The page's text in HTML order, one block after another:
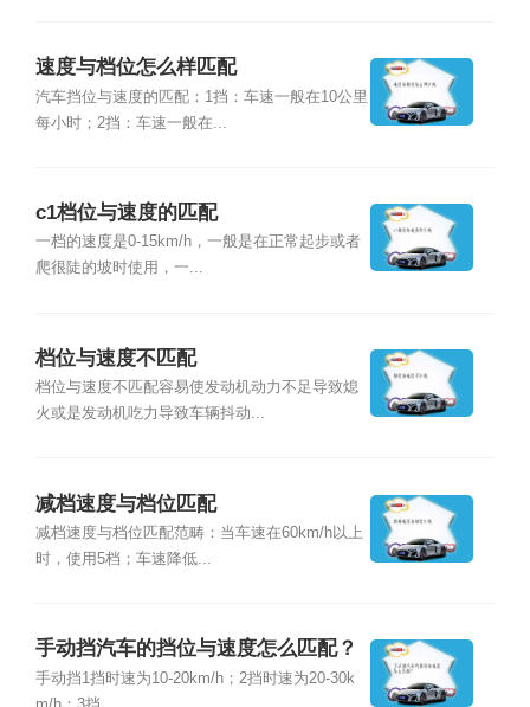
速度与档位怎么样匹配
汽车挡位与速度的匹配：1挡：车速一般在10公里
每小时；2挡：车速一般在...
c1档位与速度的匹配
一档的速度是0-15km/h，一般是在正常起步或者
爬很陡的坡时使用，一...
档位与速度不匹配
档位与速度不匹配容易使发动机动力不足导致熄
火或是发动机吃力导致车辆抖动...
减档速度与档位匹配
减档速度与档位匹配范畴：当车速在60km/h以上
时，使用5档；车速降低...
手动挡汽车的挡位与速度怎么匹配？
手动挡1挡时速为10-20km/h；2挡时速为20-30k